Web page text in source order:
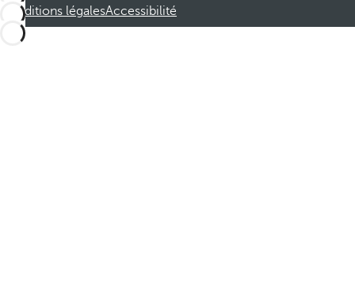
Conditions légalesAccessibilité